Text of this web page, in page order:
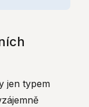
jen typem